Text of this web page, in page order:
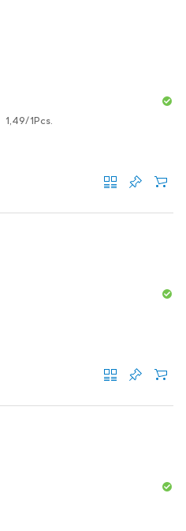
EUR
1,49/1Pcs.